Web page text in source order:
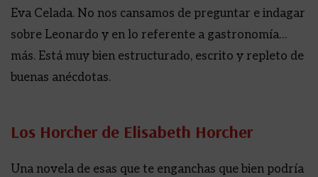
Eva Celada. No nos cansamos de preguntar e indagar
sobre Leonardo y en lo referente a gastronomía…
más. Está muy bien estructurado, escrito y repleto de
buenas anécdotas.
Los Horcher de Elisabeth Horcher
Una novela de esas que te enganchas que bien podría